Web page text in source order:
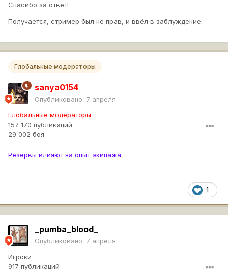
Спасибо за ответ!
Получается, стример был не прав, и ввёл в заблуждение.
Глобальные модераторы
sanya0154
Опубликовано: 7 апреля
Глобальные модераторы
157 170 публикаций
29 002 боя
Резервы влияют на опыт экипажа
1
_pumba_blood_
Опубликовано: 7 апреля
Игроки
917 публикаций